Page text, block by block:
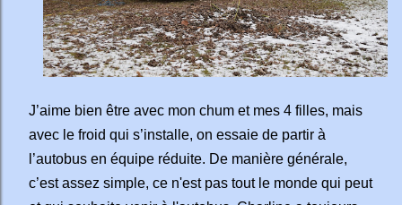
J’aime bien être avec mon chum et mes 4 filles, mais
avec le froid qui s’installe, on essaie de partir à
l’autobus en équipe réduite. De manière générale,
c’est assez simple, ce n'est pas tout le monde qui peut